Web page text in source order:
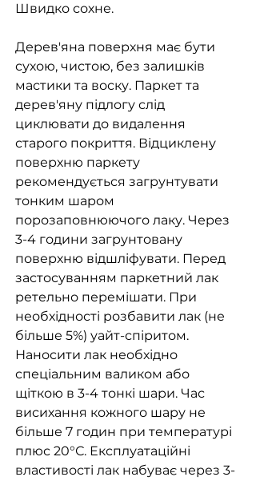
Швидко сохне.
Дерев'яна поверхня має бути
сухою, чистою, без залишків
мастики та воску. Паркет та
дерев'яну підлогу слід
циклювати до видалення
старого покриття. Відциклену
поверхню паркету
рекомендується загрунтувати
тонким шаром
порозаповнюючого лаку. Через
3-4 години загрунтовану
поверхню відшліфувати. Перед
застосуванням паркетний лак
ретельно перемішати. При
необхідності розбавити лак (не
більше 5%) уайт-спіритом.
Наносити лак необхідно
спеціальним валиком або
щіткою в 3-4 тонкі шари. Час
висихання кожного шару не
більше 7 годин при температурі
плюс 20°С. Експлуатаційні
властивості лак набуває через 3-